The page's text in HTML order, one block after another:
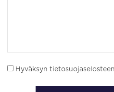
Hyväksyn tietosuojaselosteen